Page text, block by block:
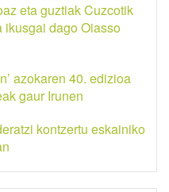
eta guztiak Cuzcotik
ikusgai dago Oiasso
azokaren 40. edizioa
gaur Irunen
kontzertu eskainiko